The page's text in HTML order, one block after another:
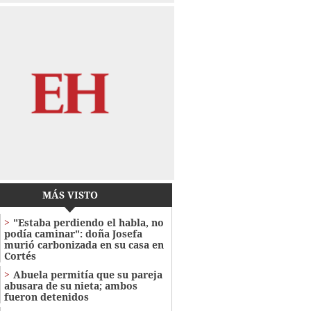
MÁS VISTO
"Estaba perdiendo el habla, no
podía caminar": doña Josefa
murió carbonizada en su casa en
Cortés
Abuela permitía que su pareja
abusara de su nieta; ambos
fueron detenidos